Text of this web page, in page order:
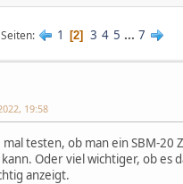
Seiten 1 2 3 4 5 ... 7
19:58
mal testen, ob man ein SBM-20
Oder viel wichtiger, ob es
anzeigt.